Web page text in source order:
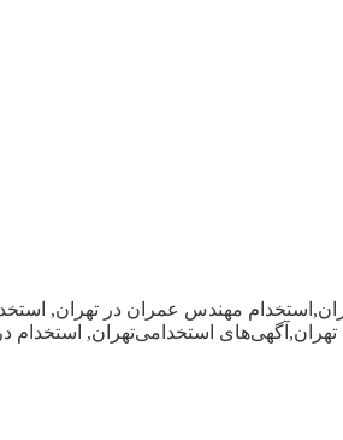
مهندس عمران در تهران,
استخدامی‌تهران,